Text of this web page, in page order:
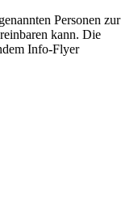
Personen zur
kann. Die
Info-Flyer